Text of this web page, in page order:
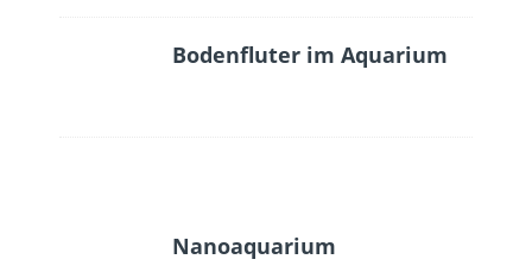
Bodenfluter im Aquarium
Nanoaquarium